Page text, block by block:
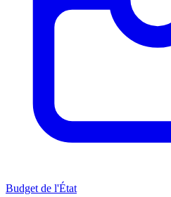
Budget de l'État